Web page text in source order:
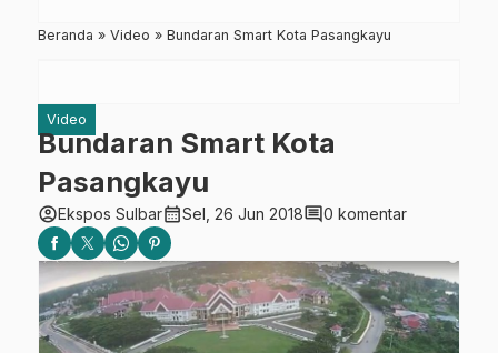
Beranda » Video » Bundaran Smart Kota Pasangkayu
Video
Bundaran Smart Kota
Pasangkayu
account_circleEkspos Sulbarcalendar_monthSel, 26 Jun 2018comment0 komentar